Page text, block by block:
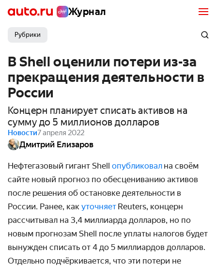
Журнал
Рубрики
В Shell оценили потери из-за
прекращения деятельности в
России
Концерн планирует списать активов на
сумму до 5 миллионов долларов
Новости7 апреля 2022
Дмитрий Елизаров
Нефтегазовый гигант Shell опубликовал на своём
сайте новый прогноз по обесцениванию активов
после решения об остановке деятельности в
России. Ранее, как уточняет Reuters, концерн
рассчитывал на 3,4 миллиарда долларов, но по
новым прогнозам Shell после уплаты налогов будет
вынужден списать от 4 до 5 миллиардов долларов.
Отдельно подчёркивается, что эти потери не